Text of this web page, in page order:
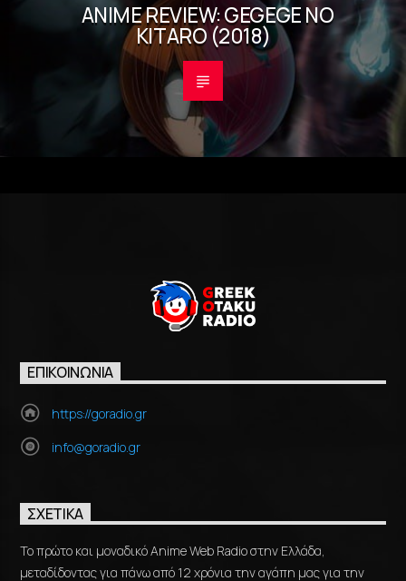
ANIME REVIEW: GEGEGE NO
KITARO (2018)
ΕΠΙΚΟΙΝΩΝΊΑ
https://goradio.gr
info@goradio.gr
ΣΧΕΤΙΚΆ
Το πρώτο και μοναδικό Anime Web Radio στην Ελλάδα,
μεταδίδοντας για πάνω από 12 χρόνια την αγάπη μας για την